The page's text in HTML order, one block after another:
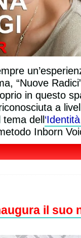
“Nuove
in questo
a
tema dell
Inborn
il suo